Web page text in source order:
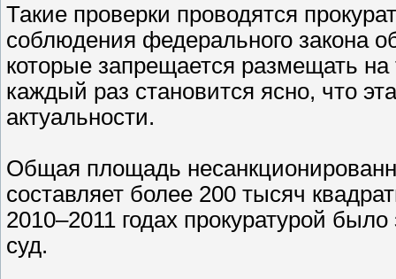
Такие проверки проводятся
соблюдения федерального закона
которые запрещается размещать
каждый раз становится ясно, что
актуальности.
Общая площадь
составляет более 200 тысяч
2010–2011 годах прокуратурой
суд.